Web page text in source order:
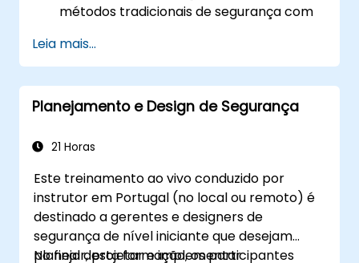
métodos tradicionais de segurança com
Compreender os fundamentos da
cibersegurança, os riscos associados aos
sistemas digitais e como proteger contra
ameaças cibernéticas na indústria de
Leia mais...
Planejamento e Design de Segurança
21 Horas
Este treinamento ao vivo conduzido por
instrutor em Portugal (no local ou remoto) é
destinado a gerentes e designers de
segurança de nível iniciante que desejam
planejar, projetar e implementar
No final desta formação, os participantes